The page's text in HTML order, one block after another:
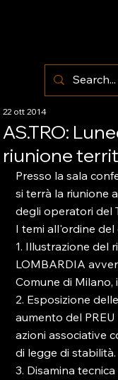
AS.TRO:
riunione
22 ott 2014
Presso la sala
si terrà la riunione
degli operatori del
I temi all'ordine
1. Illustrazione del
LOMBARDIA
Comune di Milano,
2. Esposizione
aumento del
azioni associative
di legge di stabilità.
3. Disamina